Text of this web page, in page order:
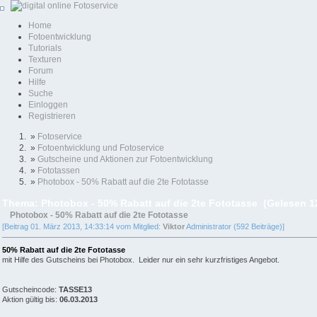
Home
Fotoentwicklung
Tutorials
Texturen
Forum
Hilfe
Suche
Einloggen
Registrieren
» Fotoservice
» Fotoentwicklung und Fotoservice
» Gutscheine und Aktionen zur Fotoentwicklung
» Fototassen
» Photobox - 50% Rabatt auf die 2te Fototasse
Photobox - 50% Rabatt auf die 2te Fototasse
[Beitrag 01. März 2013, 14:33:14 vom Mitglied: ViktorAdministrator (592 Beiträge)]
50% Rabatt auf die 2te Fototasse
mit Hilfe des Gutscheins bei Photobox. Leider nur ein sehr kurzfristiges Angebot.
Gutscheincode: TASSE13
Aktion gültig bis: 06.03.2013